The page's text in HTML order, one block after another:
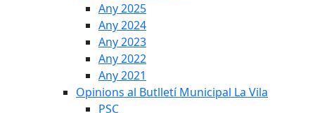
Any 2025
Any 2024
Any 2023
Any 2022
Any 2021
Opinions al Butlletí Municipal La Vila
PSC